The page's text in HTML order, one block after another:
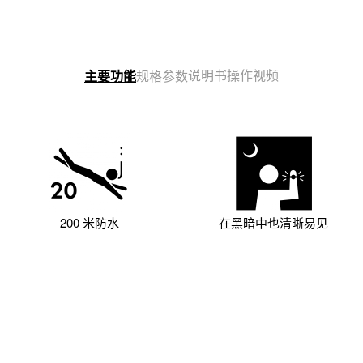
主要功能规格参数说明书操作视频
200 米防水 在黑暗中也清晰易见